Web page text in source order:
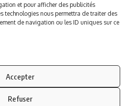
et pour afficher des publicités
technologies nous permettra de traiter des
de navigation ou les ID uniques sur ce
Accepter
Refuser